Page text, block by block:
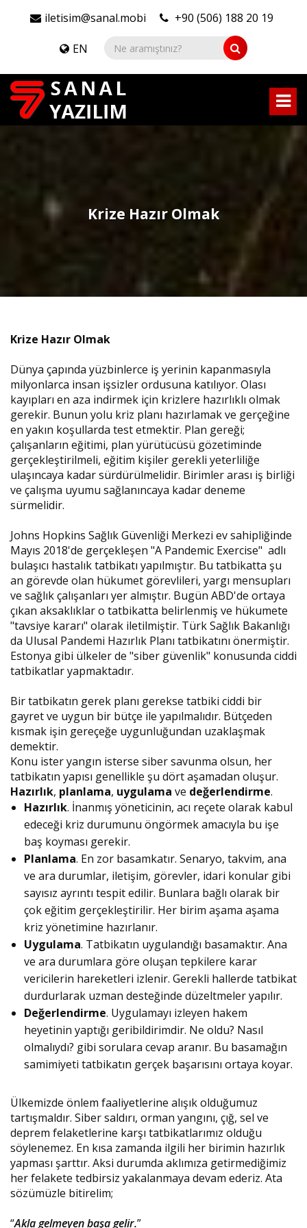
iletisim@sanal.mobi +90 (506) 188 20 19
EN
Krize Hazır Olmak
Krize Hazır Olmak
Dünya çapında yüzbinlerce iş yerinin kapanmasıyla
milyonlarca insan işsizler ordusuna katılıyor. Olası
kayıpları en aza indirmek için krizlere hazırlıklı olmak
gerekir. Bunun yolu kriz planı hazırlamak ve gerçeğine
en yakın koşullarda test etmektir. Plan gereği;
çalışanların eğitimi, plan yürütücüsü gözetiminde
gerçekleştirilmeli, eğitim kişiler gerekli yeterliliğe
ulaşıncaya kadar sürdürülmelidir. Birimler arası iş birliği
ve çalışma uyumu sağlanıncaya kadar deneme
sürmelidir.
Johns Hopkins Sağlık Güvenliği Merkezi ev sahipliğinde
Mayıs 2018'de gerçekleşen "A Pandemic Exercise" adlı
bulaşıcı hastalık tatbikatı yapılmıştır. Bu tatbikatta şu
an görevde olan hükumet görevlileri, yargı mensupları
ve sağlık çalışanları yer almıştır. Bugün ABD'de ortaya
çıkan aksaklıklar o tatbikatta belirlenmiş ve hükumete
"tavsiye kararı" olarak iletilmiştir. Türk Sağlık Bakanlığı
da Ulusal Pandemi Hazırlık Planı tatbikatını önermiştir.
Estonya gibi ülkeler de "siber güvenlik" konusunda ciddi
tatbikatlar yapmaktadır.
Bir tatbikatın gerek planı gerekse tatbiki ciddi bir
gayret ve uygun bir bütçe ile yapılmalıdır. Bütçeden
kısmak işin gereçeğe uygunluğundan uzaklaşmak
demektir.
Konu ister yangın isterse siber savunma olsun, her
tatbikatın yapısı genellikle şu dört aşamadan oluşur.
Hazırlık, planlama, uygulama ve değerlendirme.
Hazırlık. İnanmış yöneticinin, acı reçete olarak kabul
edeceği kriz durumunu öngörmek amacıyla bu işe
baş koyması gerekir.
Planlama. En zor basamkatır. Senaryo, takvim, ana
ve ara durumlar, iletişim, görevler, idari konular gibi
sayısız ayrıntı tespit edilir. Bunlara bağlı olarak bir
çok eğitim gerçekleştirilir. Her birim aşama aşama
kriz yönetimine hazırlanır.
Uygulama. Tatbikatın uygulandığı basamaktır. Ana
ve ara durumlara göre oluşan tepkilere karar
vericilerin hareketleri izlenir. Gerekli hallerde tatbikat
durdurlarak uzman desteğinde düzeltmeler yapılır.
Değerlendirme. Uygulamayı izleyen hakem
heyetinin yaptığı geribildirimdir. Ne oldu? Nasıl
olmalıydı? gibi sorulara cevap aranır. Bu basamağın
samimiyeti tatbikatın gerçek başarısını ortaya koyar.
Ülkemizde önlem faaliyetlerine alışık olduğumuz
tartışmaldır. Siber saldırı, orman yangını, çığ, sel ve
deprem felaketlerine karşı tatbikatlarımız olduğu
söylenemez. En kısa zamanda ilgili her birimin hazırlık
yapması şarttır. Aksi durumda aklımıza getirmediğimiz
her felakete tedbirsiz yakalanmaya devam ederiz. Ata
sözümüzle bitirelim;
“Akla gelmeyen başa gelir.”